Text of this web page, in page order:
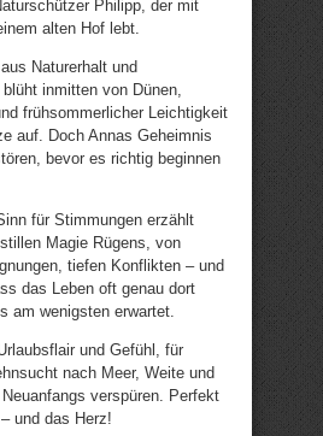
Philipp, der mit
alten Hof lebt.
Naturerhalt und
inmitten von Dünen,
frühsommerlicher Leichtigkeit
auf. Doch Annas Geheimnis
bevor es richtig beginnen
für Stimmungen erzählt
Magie Rügens, von
tiefen Konflikten – und
das Leben oft genau dort
am wenigsten erwartet.
und Gefühl, für
nach Meer, Weite und
verspüren. Perfekt
und das Herz!